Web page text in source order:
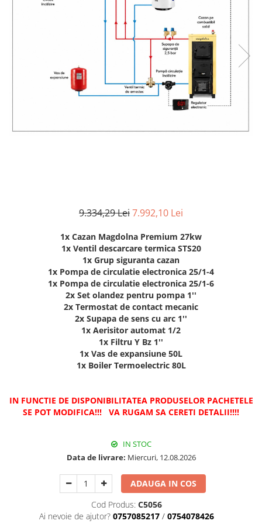
Accesorii centrale pe GAZ si GPL
cu functionare pe peleti
Centrale termice electrice
Radiatoare/Calorifere Copa
Radiatoare/Calorifere din otel
Calorifer din otel GOBE
Radiator otel AIRFEL
Radiatoare/Calorifere din otel
Radiatoare/Calorifere Brise
Radiatoare de Baie din otel - Drept
- Profil Rotund
Radiatoare din aluminiu
Radiatoare din aluminiu Vox Extra
Radiatoare aluminiu OSCAR
Radiatoare CONDOR
9.334,29 Lei7.992,10 Lei
1x Cazan Magdolna Premium 27kw
1x Ventil descarcare termica STS20
1x Grup siguranta cazan
1x Pompa de circulatie electronica 25/1-4
1x Pompa de circulatie electronica 25/1-6
2x Set olandez pentru pompa 1''
2x Termostat de contact mecanic
2x Supapa de sens cu arc 1''
1x Aerisitor automat 1/2
1x Filtru Y Bz 1''
1x Vas de expansiune 50L
1x Boiler Termoelectric 80L
IN FUNCTIE DE DISPONIBILITATEA PRODUSELOR PACHETELE
SE POT MODIFICA!!! VA RUGAM SA CERETI DETALII!!!!
IN STOC
Data de livrare: Miercuri, 12.08.2026
ADAUGA IN COS
Cod Produs: C5056
Ai nevoie de ajutor? 0757085217 / 0754078426